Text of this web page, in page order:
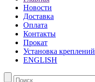
Новости
Доставка
Оплата
Контакты
Прокат
Установка креплений
ENGLISH